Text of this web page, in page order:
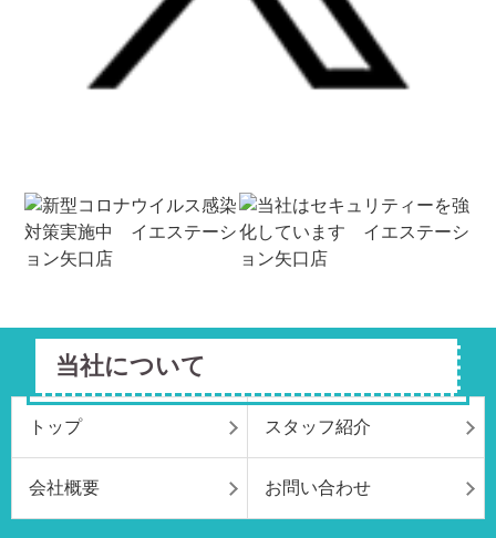
当社について
トップ スタッフ紹介
会社概要 お問い合わせ